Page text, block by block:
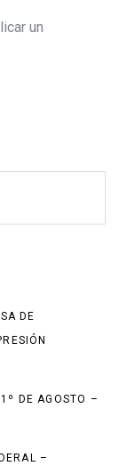
un
DE
DE AGOSTO –
–